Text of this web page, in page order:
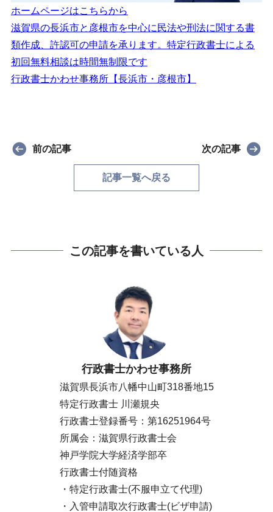
ホームページはこちらから
滋賀県の長浜市と彦根市を中心に民法や刑法に関する書
類作成、許認可の申請を承ります。特定行政書士による
初回無料相談は時間無制限です
行政書士かわせ事務所【長浜市・彦根市】
前の記事
記事一覧へ戻る
次の記事
この記事を書いている人
行政書士かわせ事務所
滋賀県長浜市八幡中山町318番地15
特定行政書士 川瀬規央
行政書士登録番号：第16251964号
所属会：滋賀県行政書士会
神戸学院大学経済学部卒
行政書士付随資格
・特定行政書士(不服申立て代理)
・入管申請取次行政書士(ビザ申請)